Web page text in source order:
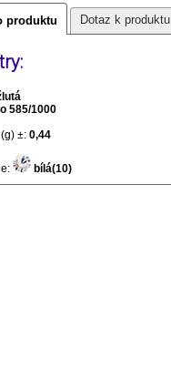
produktu Dotaz k produktu
585/1000
±: 0,44
bílá(10)